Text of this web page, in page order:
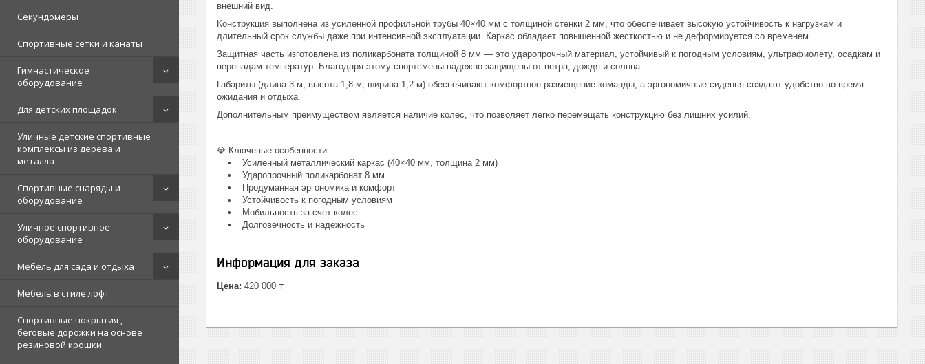
Секундомеры
Спортивные сетки и канаты
Гимнастическое
оборудование
Для детских площадок
Уличные детские спортивные
комплексы из дерева и
металла
Спортивные снаряды и
оборудование
Уличное спортивное
оборудование
Мебель для сада и отдыха
Мебель в стиле лофт
Спортивные покрытия ,
беговые дорожки на основе
резиновой крошки
внешний вид.
Конструкция выполнена из усиленной профильной трубы 40×40 мм с толщиной стенки 2 мм, что обеспечивает высокую устойчивость к нагрузкам и
длительный срок службы даже при интенсивной эксплуатации. Каркас обладает повышенной жесткостью и не деформируется со временем.
Защитная часть изготовлена из поликарбоната толщиной 8 мм — это ударопрочный материал, устойчивый к погодным условиям, ультрафиолету, осадкам и
перепадам температур. Благодаря этому спортсмены надежно защищены от ветра, дождя и солнца.
Габариты (длина 3 м, высота 1,8 м, ширина 1,2 м) обеспечивают комфортное размещение команды, а эргономичные сиденья создают удобство во время
ожидания и отдыха.
Дополнительным преимуществом является наличие колес, что позволяет легко перемещать конструкцию без лишних усилий.
⸻
💎 Ключевые особенности:
• Усиленный металлический каркас (40×40 мм, толщина 2 мм)
• Ударопрочный поликарбонат 8 мм
• Продуманная эргономика и комфорт
• Устойчивость к погодным условиям
• Мобильность за счет колес
• Долговечность и надежность
Информация для заказа
Цена: 420 000 ₸